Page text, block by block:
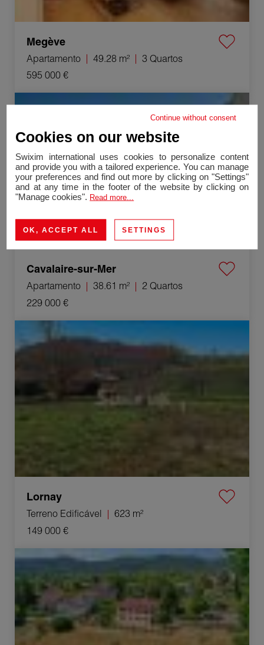
Megève
Apartamento 49.28 m²
3 Quartos
595 000 €
Venda Apartamento Cavalaire-sur-Mer 2 Quartos
Cavalaire-sur-Mer
Apartamento 38.61 m²
2 Quartos
229 000 €
Lornay
Terreno Edificável
623 m²
149 000 €
Venda Casa Saint-Julien-les-Rosiers 4 Quartos 108.51 m²
Continue without consent
Cookies on our website
Swixim international uses cookies to personalize content
and provide you with a tailored experience. You can manage
your preferences and find out more by clicking on "Settings"
and at any time in the footer of the website by clicking on
"Manage cookies". Read more...
OK, ACCEPT ALL SETTINGS